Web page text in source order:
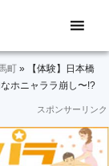
町 »
【体験】日本橋
ホニャララ崩し〜!?
スポンサーリンク